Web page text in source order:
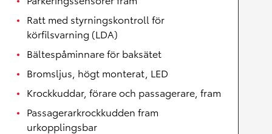
Ratt med styrningskontroll för
körfilsvarning (LDA)
Bältespåminnare för baksätet
Bromsljus, högt monterat, LED
Krockkuddar, förare och passagerare, fram
Passagerarkrockkudden fram
urkopplingsbar